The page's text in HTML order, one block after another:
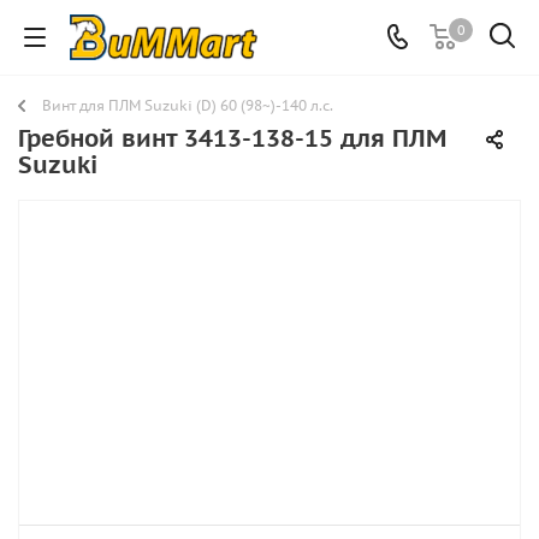
0
Винт для ПЛМ Suzuki (D) 60 (98~)-140 л.с.
Гребной винт 3413-138-15 для ПЛМ
Suzuki